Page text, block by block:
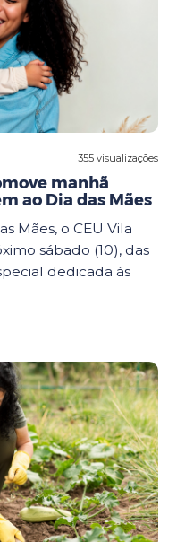
355 visualizações
manhã
ao Dia das Mães
Mães, o CEU Vila
sábado (10), das
dedicada às